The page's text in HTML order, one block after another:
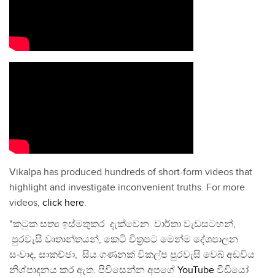
Vikalpa has produced hundreds of short-form videos that
highlight and investigate inconvenient truths. For more
videos, click here.
"කටුක සත්‍ය ඉස්මතුකර දැක්වෙන වාර්තා වැඩසටහන්,
පුරවැසි වෘතාන්තයන්, කෙටි චිත්‍රපට මෙන්ම දේශපාලන
සංවාද, සාකච්ඡා, සිය ගණනක් විකල්ප පුරවැසි වෙබ් අඩවිය
නිශ්පාදනය කර ඇත. පිවිසෙන්න අපගේ YouTube වීඩියෝ